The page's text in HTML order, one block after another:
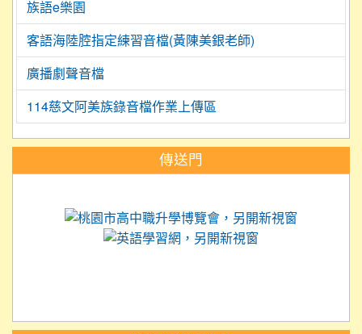
族語e樂園
客語海陸腔指定練習音檔(黃陳美銀老師)
廣播劇聲音檔
114慈文阿美族錄音檔作業上傳區
傳送門